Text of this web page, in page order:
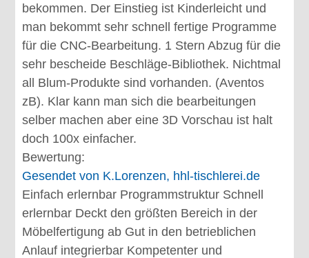
bekommen. Der Einstieg ist Kinderleicht und
man bekommt sehr schnell fertige Programme
für die CNC-Bearbeitung. 1 Stern Abzug für die
sehr bescheide Beschläge-Bibliothek. Nichtmal
all Blum-Produkte sind vorhanden. (Aventos
zB). Klar kann man sich die bearbeitungen
selber machen aber eine 3D Vorschau ist halt
doch 100x einfacher.
Bewertung:
Gesendet von K.Lorenzen, hhl-tischlerei.de
Einfach erlernbar Programmstruktur Schnell
erlernbar Deckt den größten Bereich in der
Möbelfertigung ab Gut in den betrieblichen
Anlauf integrierbar Kompetenter und